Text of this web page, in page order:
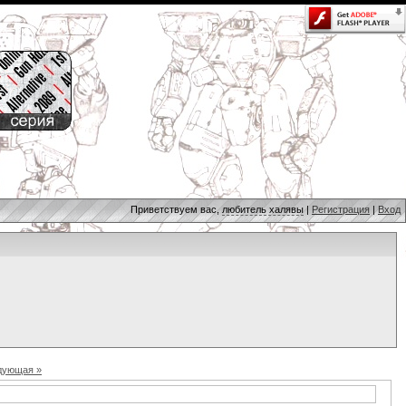
Приветствуем вас, любитель халявы | Регистрация |Вход
»